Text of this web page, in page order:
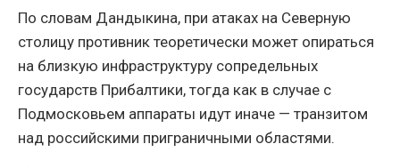
По словам Дандыкина, при атаках на Северную
столицу противник теоретически может опираться
на близкую инфраструктуру сопредельных
государств Прибалтики, тогда как в случае с
Подмосковьем аппараты идут иначе — транзитом
над российскими приграничными областями.